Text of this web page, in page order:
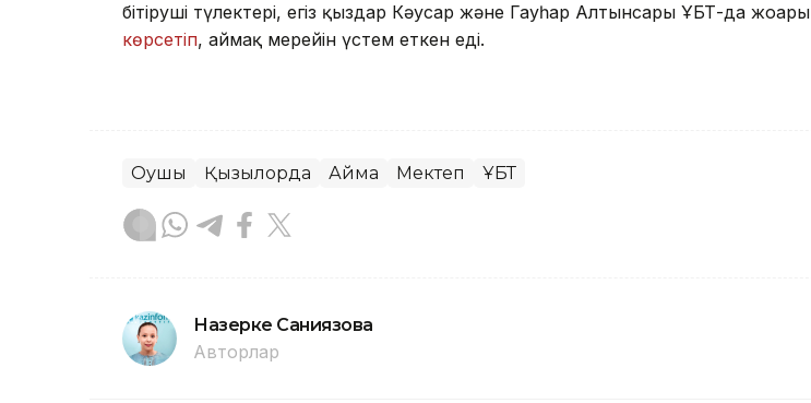
бітіруші түлектері, егіз қыздар Кәусар және Гауһар Алтынсары ҰБТ-да жоғары
көрсетіп, аймақ мерейін үстем еткен еді.
Оқушы Қызылорда Аймақ Мектеп ҰБТ
Назерке Саниязова
Авторлар